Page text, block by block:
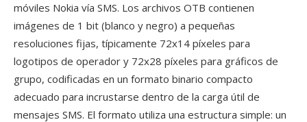
móviles Nokia vía SMS. Los archivos OTB contienen
imágenes de 1 bit (blanco y negro) a pequeñas
resoluciones fijas, típicamente 72x14 píxeles para
logotipos de operador y 72x28 píxeles para gráficos de
grupo, codificadas en un formato binario compacto
adecuado para incrustarse dentro de la carga útil de
mensajes SMS. El formato utiliza una estructura simple: un